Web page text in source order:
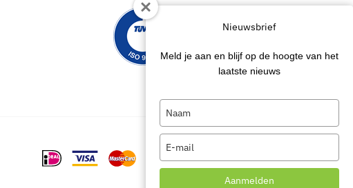
Nieuwsbrief
Meld je aan en blijf op de hoogte van het
laatste nieuws
name
email
Aanmelden